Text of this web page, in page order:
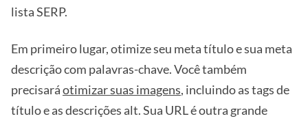
lista SERP.
Em primeiro lugar, otimize seu meta título e sua meta
descrição com palavras-chave. Você também
precisaráotimizar suas imagens, incluindo as tags de
título e as descrições alt. Sua URL é outra grande